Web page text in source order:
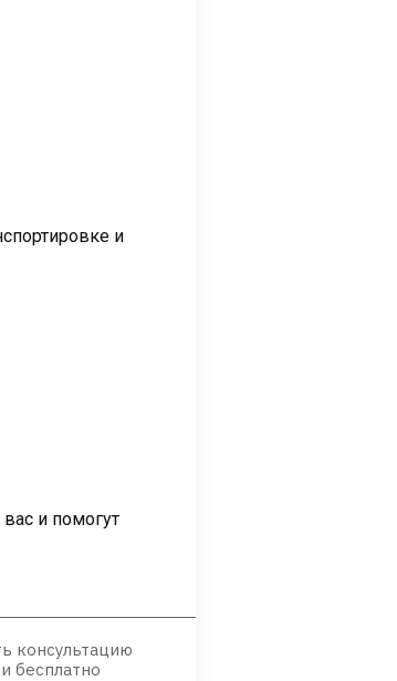
и
и помогут
консультацию
бесплатно